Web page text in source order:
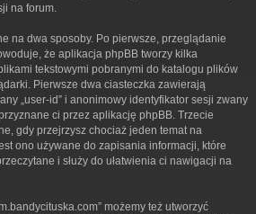
na forum.
na dwa sposoby. Po pierwsze, przeglądanie
że aplikacja phpBB tworzy kilka
tekstowymi pobranymi do katalogu plików
Pierwsze dwa ciasteczka zawierają
„user-id” i anonimowy identyfikator sesji zwany
ci przez aplikację phpBB. Trzecie
gdy przejrzysz chociaż jeden temat na
ono używane do zapisania informacji, które
i służy do ułatwienia ci nawigacji na
możemy też utworzyć